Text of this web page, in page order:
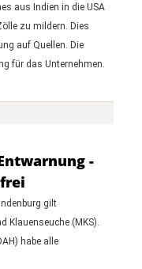
aus Indien in die USA
zu mildern. Dies
auf Quellen. Die
für das Unternehmen.
-
gilt
Klauenseuche (MKS).
habe alle